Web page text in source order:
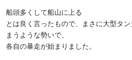
船頭多くして船山に上る
とは良く言ったもので、まさに大型タ
まうような勢いで、
各自の暴走が始まりました。